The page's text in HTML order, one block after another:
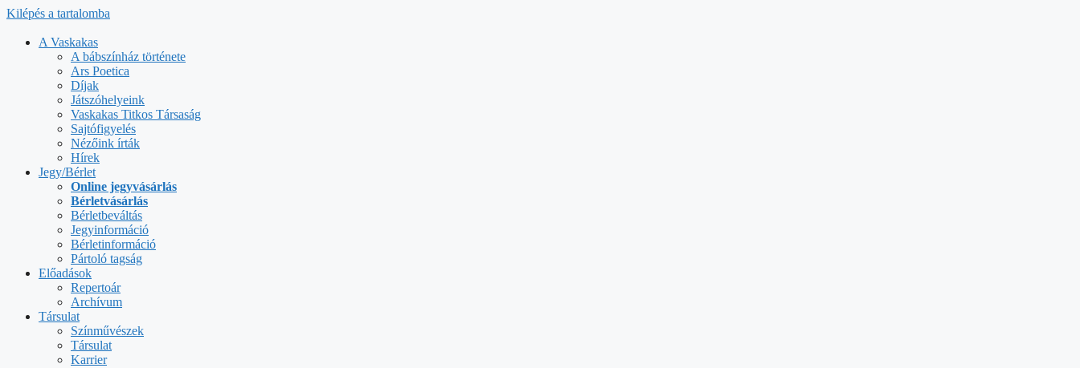
Kilépés a tartalomba
A Vaskakas
A bábszínház története
Ars Poetica
Díjak
Játszóhelyeink
Vaskakas Titkos Társaság
Sajtófigyelés
Nézőink írták
Hírek
Jegy/Bérlet
Online jegyvásárlás
Bérletvásárlás
Bérletbeváltás
Jegyinformáció
Bérletinformáció
Pártoló tagság
Előadások
Repertoár
Archívum
Társulat
Színművészek
Társulat
Karrier